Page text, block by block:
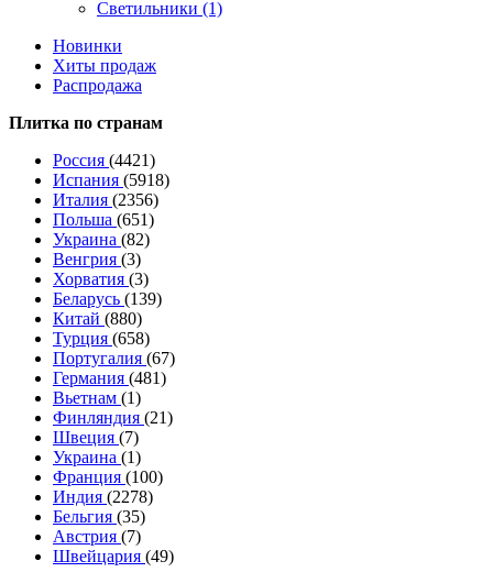
Светильники (1)
Новинки
Хиты продаж
Распродажа
Плитка по странам
Россия (4421)
Испания (5918)
Италия (2356)
Польша (651)
Украина (82)
Венгрия (3)
Хорватия (3)
Беларусь (139)
Китай (880)
Турция (658)
Португалия (67)
Германия (481)
Вьетнам (1)
Финляндия (21)
Швеция (7)
Украина (1)
Франция (100)
Индия (2278)
Бельгия (35)
Австрия (7)
Швейцария (49)